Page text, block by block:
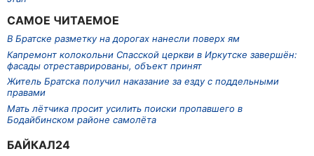
САМОЕ ЧИТАЕМОЕ
В Братске разметку на дорогах нанесли поверх ям
Капремонт колокольни Спасской церкви в Иркутске завершён:
фасады отреставрированы, объект принят
Житель Братска получил наказание за езду с поддельными
правами
Мать лётчика просит усилить поиски пропавшего в
Бодайбинском районе самолёта
БАЙКАЛ24